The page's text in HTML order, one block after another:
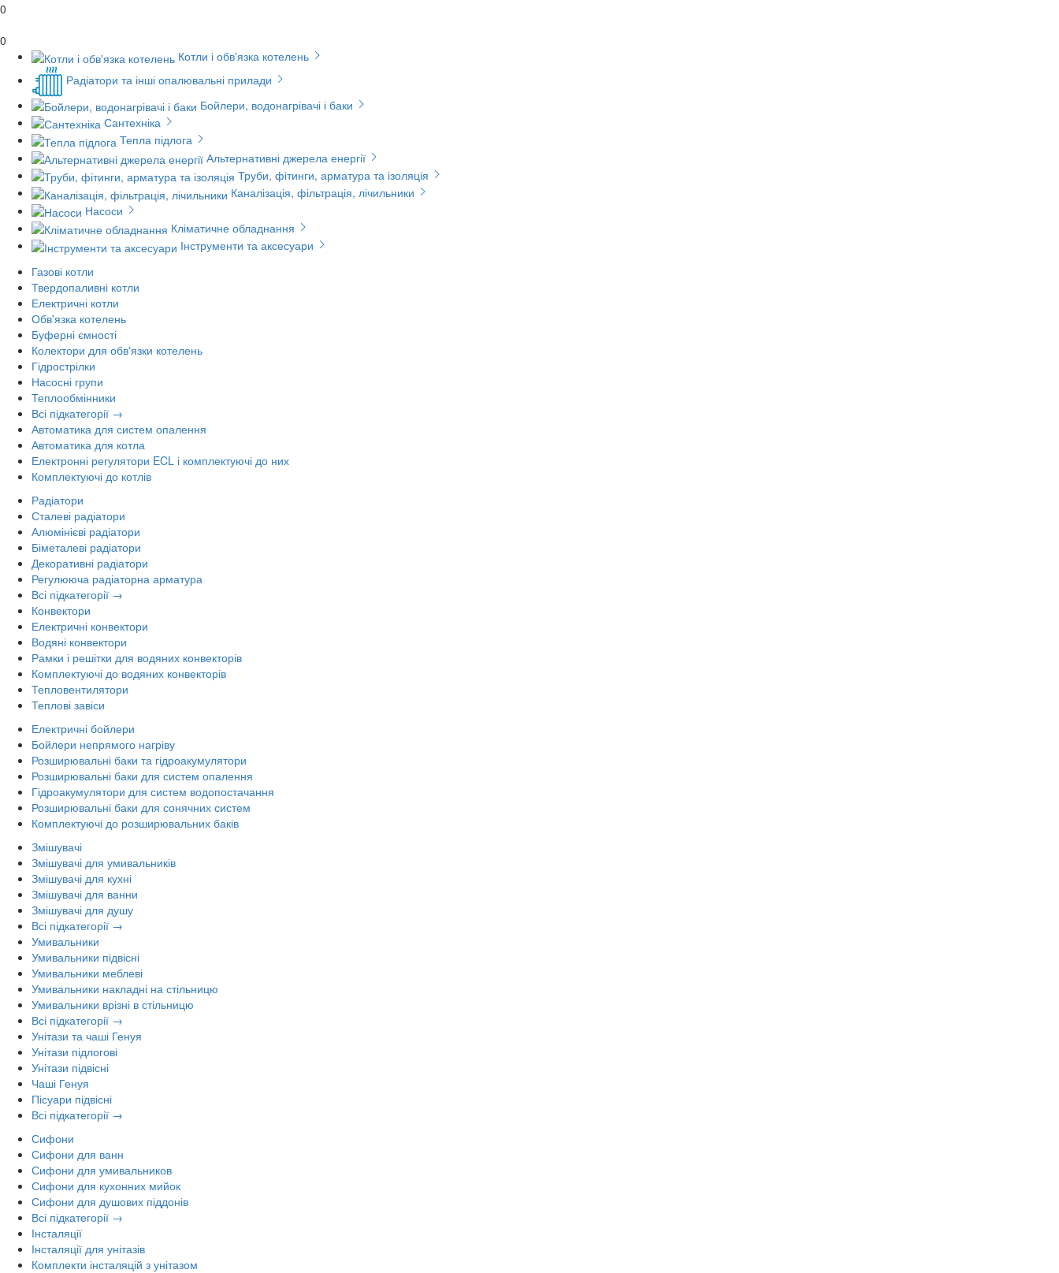
0
0
Котли і обв'язка котелень
Радіатори та інші опалювальні прилади
Бойлери, водонагрівачі і баки
Сантехніка
Тепла підлога
Альтернативні джерела енергії
Труби, фітинги, арматура та ізоляція
Каналізація, фільтрація, лічильники
Насоси
Кліматичне обладнання
Інструменти та аксесуари
Газові котли
Твердопаливні котли
Електричні котли
Обв'язка котелень
Буферні ємності
Колектори для обв'язки котелень
Гідрострілки
Насосні групи
Теплообмінники
Всі підкатегорії →
Автоматика для систем опалення
Автоматика для котла
Електронні регулятори ECL і комплектуючі до них
Комплектуючі до котлів
Радіатори
Сталеві радіатори
Алюмінієві радіатори
Біметалеві радіатори
Декоративні радіатори
Регулююча радіаторна арматура
Всі підкатегорії →
Конвектори
Електричні конвектори
Водяні конвектори
Рамки і решітки для водяних конвекторів
Комплектуючі до водяних конвекторів
Тепловентилятори
Теплові завіси
Електричні бойлери
Бойлери непрямого нагріву
Розширювальні баки та гідроакумулятори
Розширювальні баки для систем опалення
Гідроакумулятори для систем водопостачання
Розширювальні баки для сонячних систем
Комплектуючі до розширювальних баків
Змішувачі
Змішувачі для умивальників
Змішувачі для кухні
Змішувачі для ванни
Змішувачі для душу
Всі підкатегорії →
Умивальники
Умивальники підвісні
Умивальники меблеві
Умивальники накладні на стільницю
Умивальники врізні в стільницю
Всі підкатегорії →
Унітази та чаші Генуя
Унітази підлогові
Унітази підвісні
Чаші Генуя
Пісуари підвісні
Всі підкатегорії →
Сифони
Сифони для ванн
Сифони для умивальников
Сифони для кухонних мийок
Сифони для душових піддонів
Всі підкатегорії →
Інсталяції
Інсталяції для унітазів
Комплекти інсталяцій з унітазом